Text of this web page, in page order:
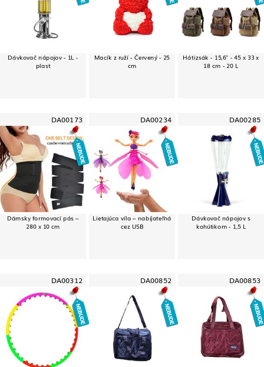
Dávkovač nápojov - 1L -
plast
Macík z ruží - Červený - 25
cm
Hátizsák - 15,6" - 45 x 33 x
18 cm - 20 L
DA00173
Dámsky formovací pás –
280 x 10 cm
DA00234
Lietajúca víla – nabíjateľná
cez USB
DA00285
Dávkovač nápojov s
kohútikom - 1,5 L
DA00312 DA00852 DA00853